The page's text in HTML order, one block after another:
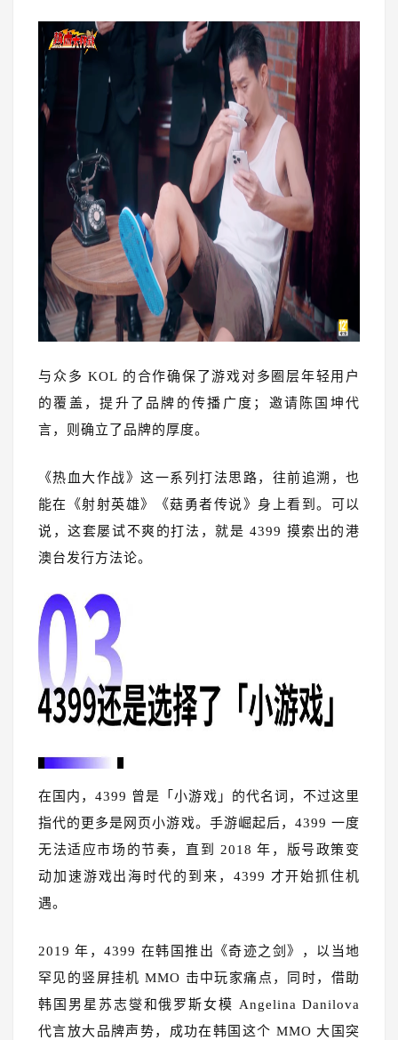
与众多 KOL 的合作确保了游戏对多圈层年轻用户
的覆盖，提升了品牌的传播广度；邀请陈国坤代
言，则确立了品牌的厚度。
《热血大作战》这一系列打法思路，往前追溯，也
能在《射射英雄》《菇勇者传说》身上看到。可以
说，这套屡试不爽的打法，就是 4399 摸索出的港
澳台发行方法论。
在国内，4399 曾是「小游戏」的代名词，不过这里
指代的更多是网页小游戏。手游崛起后，4399 一度
无法适应市场的节奏，直到 2018 年，版号政策变
动加速游戏出海时代的到来，4399 才开始抓住机
遇。
2019 年，4399 在韩国推出《奇迹之剑》，以当地
罕见的竖屏挂机 MMO 击中玩家痛点，同时，借助
韩国男星苏志燮和俄罗斯女模 Angelina Danilova
代言放大品牌声势，成功在韩国这个 MMO 大国突